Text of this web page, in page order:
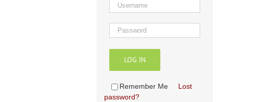
LOG IN
Remember Me
Lost
password?